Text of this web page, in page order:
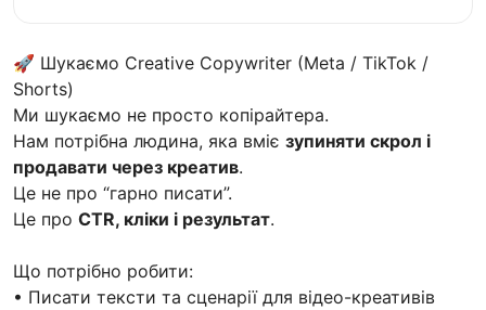
🚀 Шукаємо Creative Copywriter (Meta / TikTok /
Shorts)
Ми шукаємо не просто копірайтера.
Нам потрібна людина, яка вміє зупиняти скрол і
продавати через креатив.
Це не про “гарно писати”.
Це про CTR, кліки і результат.
Що потрібно робити:
• Писати тексти та сценарії для відео-креативів